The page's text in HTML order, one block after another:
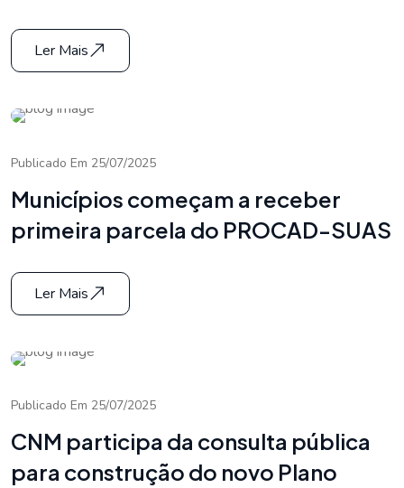
Ler Mais
Publicado Em 25/07/2025
Municípios começam a receber
primeira parcela do PROCAD-SUAS
Ler Mais
Publicado Em 25/07/2025
CNM participa da consulta pública
para construção do novo Plano